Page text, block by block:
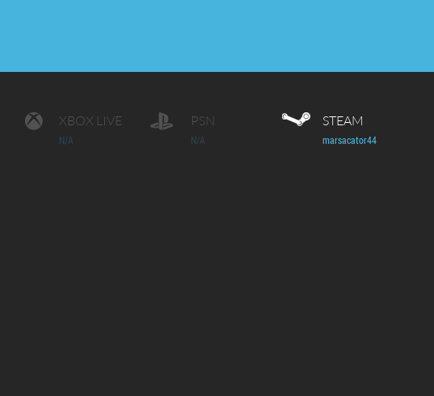
XBOX LIVE
N/A
PSN
N/A
STEAM
marsacator44